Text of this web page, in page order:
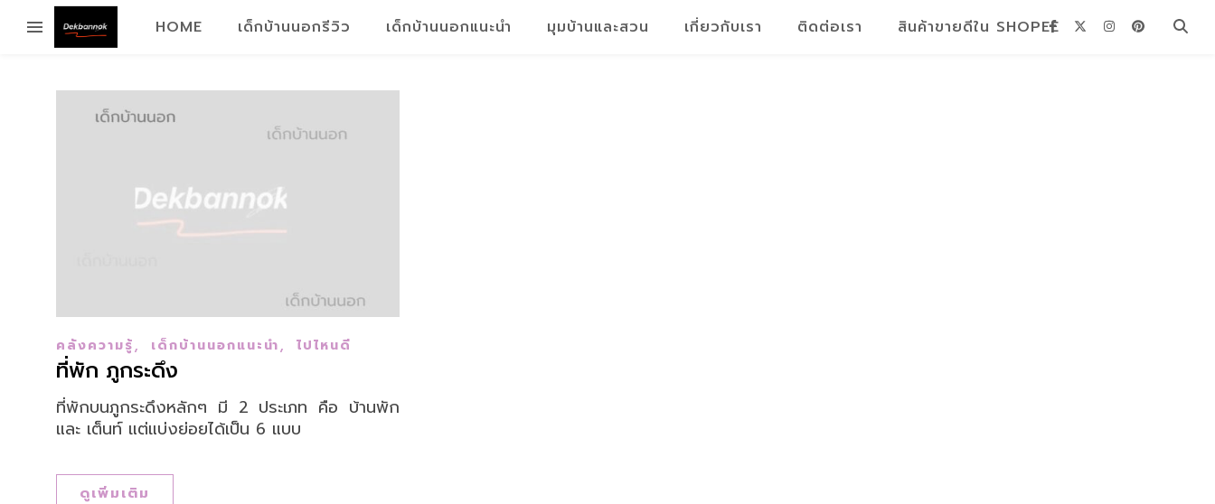
HOME เด็กบ้านนอกรีวิว เด็กบ้านนอกแนะนำ มุมบ้านและสวน เกี่ยวกับเรา ติดต่อเรา สินค้าขายดีใน SHOPEE
คลังความรู้, เด็กบ้านนอกแนะนำ, ไปไหนดี
ที่พัก ภูกระดึง
ที่พักบนภูกระดึงหลักๆ มี 2 ประเภท คือ บ้านพัก
และ เต็นท์ แต่แบ่งย่อยได้เป็น 6 แบบ
ดูเพิ่มเติม